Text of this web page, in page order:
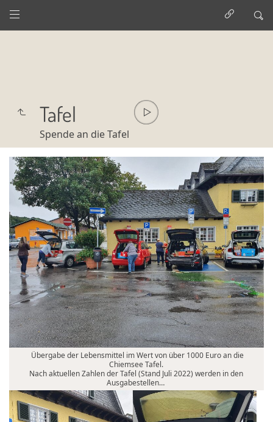
Tafel
Spende an die Tafel
Übergabe der Lebensmittel im Wert von über 1000 Euro an die
Chiemsee Tafel.
Nach aktuellen Zahlen der Tafel (Stand Juli 2022) werden in den
Ausgabestellen…